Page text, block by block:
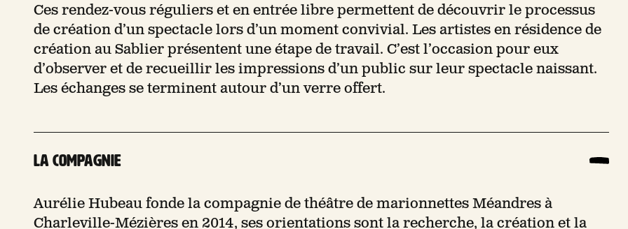
Ces rendez-vous réguliers et en entrée libre permettent de découvrir le processus
de création d’un spectacle lors d’un moment convivial. Les artistes en résidence de
création au Sablier présentent une étape de travail. C’est l’occasion pour eux
d’observer et de recueillir les impressions d’un public sur leur spectacle naissant.
Les échanges se terminent autour d’un verre offert.
La compagnie
Aurélie Hubeau fonde la compagnie de théâtre de marionnettes Méandres à
Charleville-Mézières en 2014, ses orientations sont la recherche, la création et la